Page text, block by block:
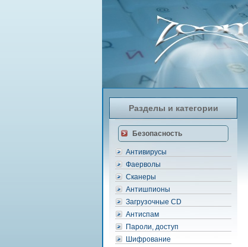
Разделы и категории
Безопасность
Антивирусы
Фаерволы
Сканеры
Антишпионы
Загрузочные CD
Антиспам
Пароли, доступ
Шифрование